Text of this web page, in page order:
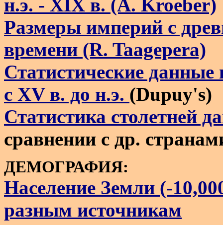
н.э. - XIX в. (A. Kroeber)
Размеры империй с
времени (R. Taagepera)
Статистические
с XV в. до н.э. (Dupuy's)
Статистика столетней
сравнении с др.
ДЕМОГРАФИЯ:
Население Земли (-
разным источникам